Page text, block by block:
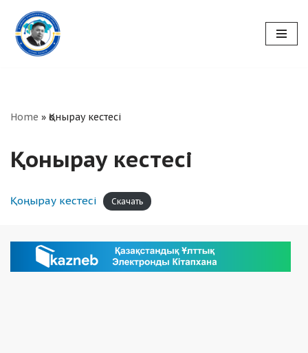
Skip
to
Home » Қонырау кестесі
Қонырау кестесі
Қоңырау кестесі Скачать